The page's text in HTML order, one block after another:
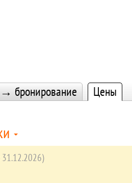
бронирование Цены
31.12.2026)